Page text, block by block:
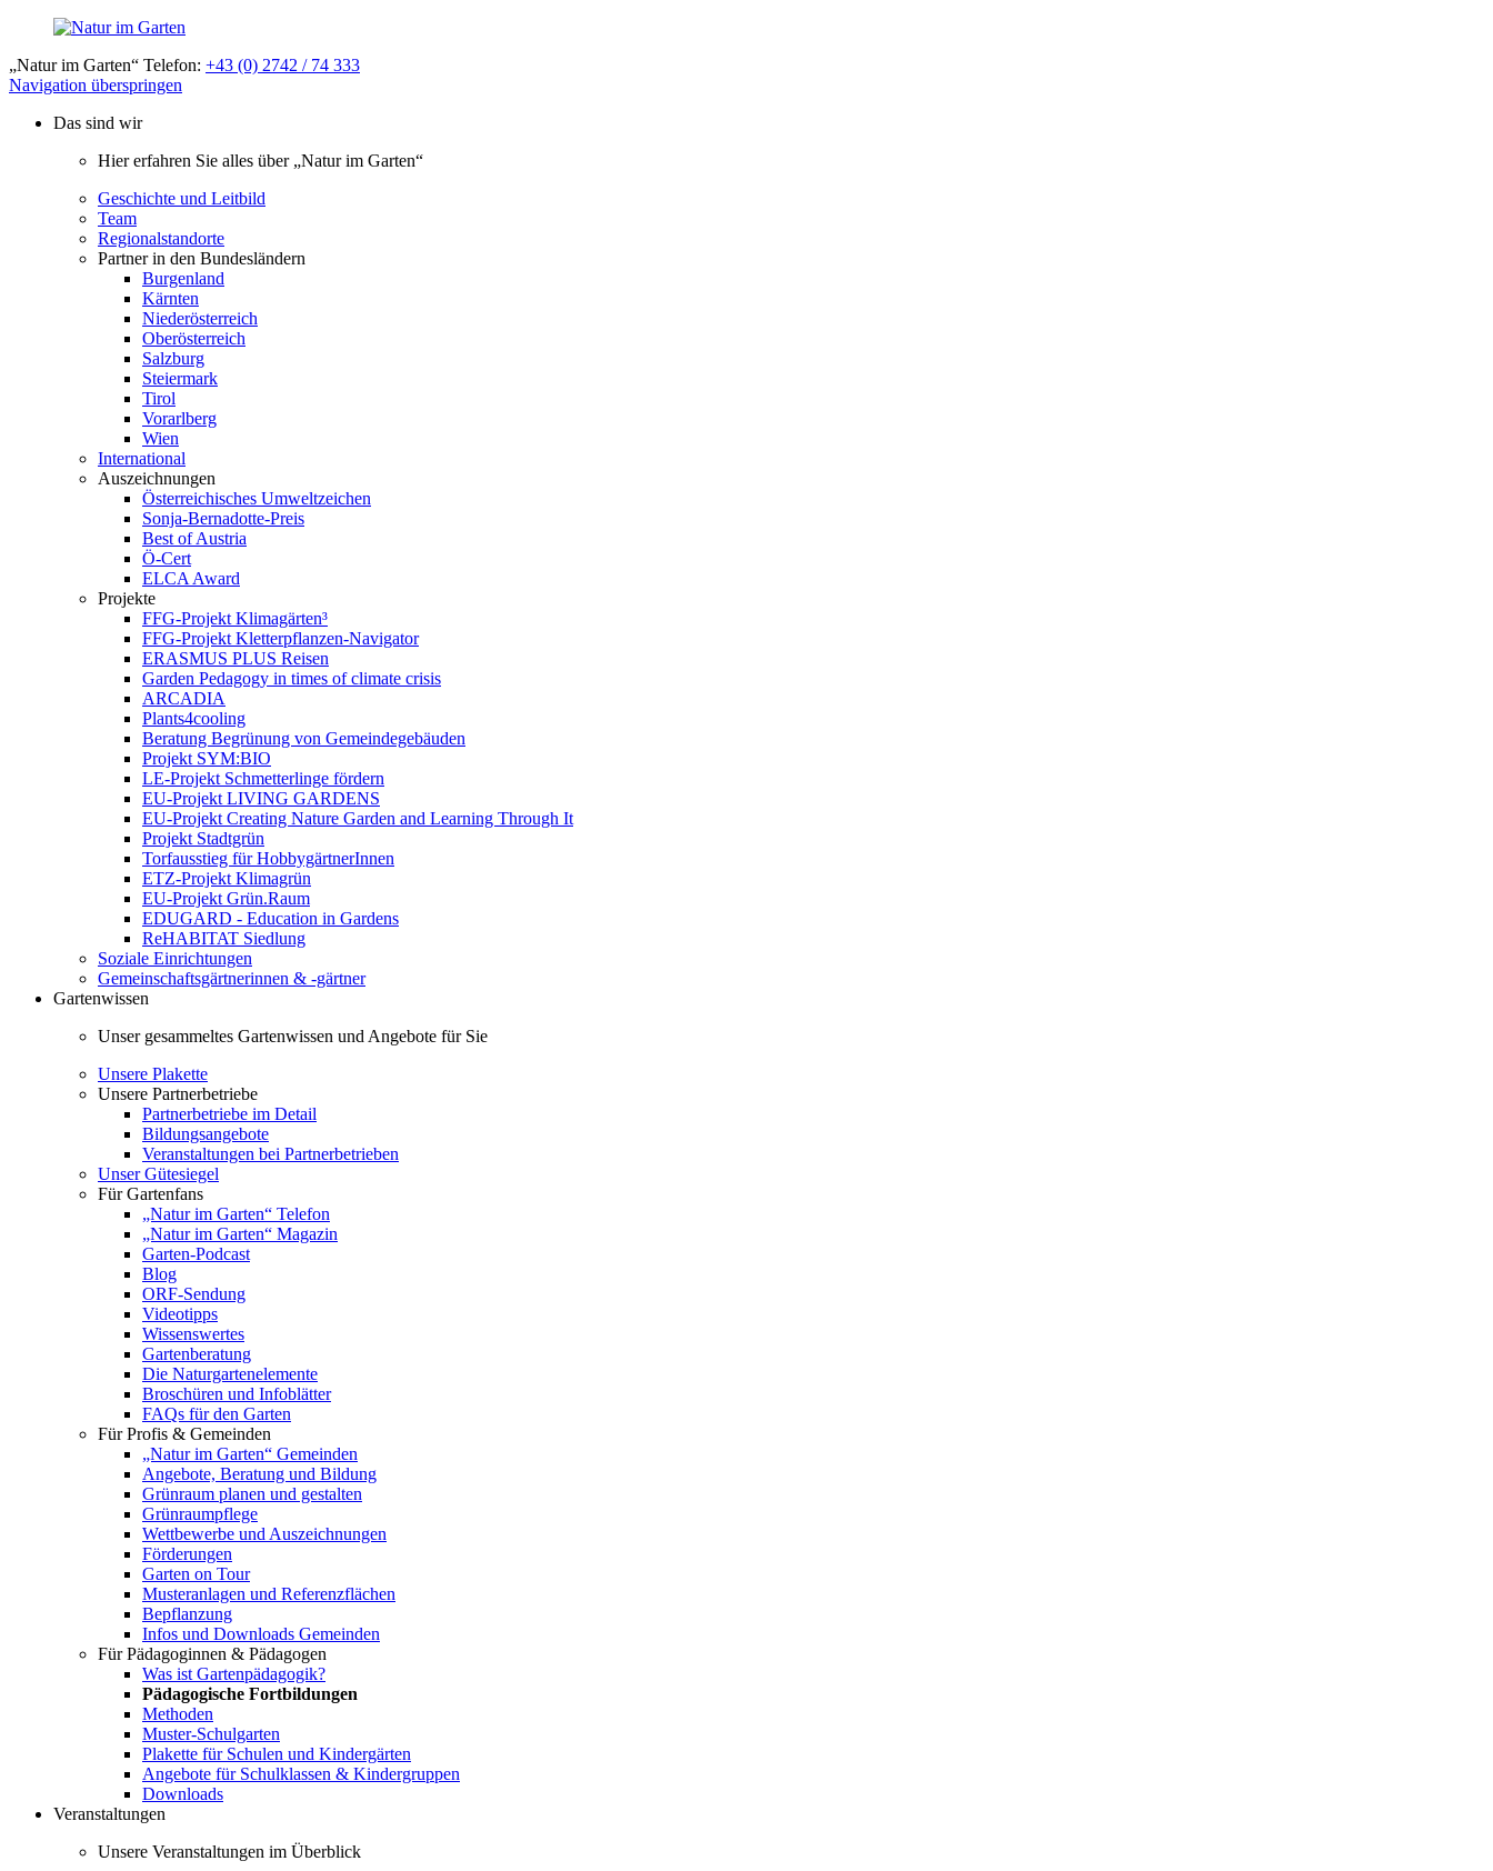
„Natur im Garten“ Telefon: +43 (0) 2742 / 74 333
Navigation überspringen
Das sind wir
Hier erfahren Sie alles über „Natur im Garten“
Geschichte und Leitbild
Team
Regionalstandorte
Partner in den Bundesländern
Burgenland
Kärnten
Niederösterreich
Oberösterreich
Salzburg
Steiermark
Tirol
Vorarlberg
Wien
International
Auszeichnungen
Österreichisches Umweltzeichen
Sonja-Bernadotte-Preis
Best of Austria
Ö-Cert
ELCA Award
Projekte
FFG-Projekt Klimagärten³
FFG-Projekt Kletterpflanzen-Navigator
ERASMUS PLUS Reisen
Garden Pedagogy in times of climate crisis
ARCADIA
Plants4cooling
Beratung Begrünung von Gemeindegebäuden
Projekt SYM:BIO
LE-Projekt Schmetterlinge fördern
EU-Projekt LIVING GARDENS
EU-Projekt Creating Nature Garden and Learning Through It
Projekt Stadtgrün
Torfausstieg für HobbygärtnerInnen
ETZ-Projekt Klimagrün
EU-Projekt Grün.Raum
EDUGARD - Education in Gardens
ReHABITAT Siedlung
Soziale Einrichtungen
Gemeinschaftsgärtnerinnen & -gärtner
Gartenwissen
Unser gesammeltes Gartenwissen und Angebote für Sie
Unsere Plakette
Unsere Partnerbetriebe
Partnerbetriebe im Detail
Bildungsangebote
Veranstaltungen bei Partnerbetrieben
Unser Gütesiegel
Für Gartenfans
„Natur im Garten“ Telefon
„Natur im Garten“ Magazin
Garten-Podcast
Blog
ORF-Sendung
Videotipps
Wissenswertes
Gartenberatung
Die Naturgartenelemente
Broschüren und Infoblätter
FAQs für den Garten
Für Profis & Gemeinden
„Natur im Garten“ Gemeinden
Angebote, Beratung und Bildung
Grünraum planen und gestalten
Grünraumpflege
Wettbewerbe und Auszeichnungen
Förderungen
Garten on Tour
Musteranlagen und Referenzflächen
Bepflanzung
Infos und Downloads Gemeinden
Für Pädagoginnen & Pädagogen
Was ist Gartenpädagogik?
Pädagogische Fortbildungen
Methoden
Muster-Schulgarten
Plakette für Schulen und Kindergärten
Angebote für Schulklassen & Kindergruppen
Downloads
Veranstaltungen
Unsere Veranstaltungen im Überblick